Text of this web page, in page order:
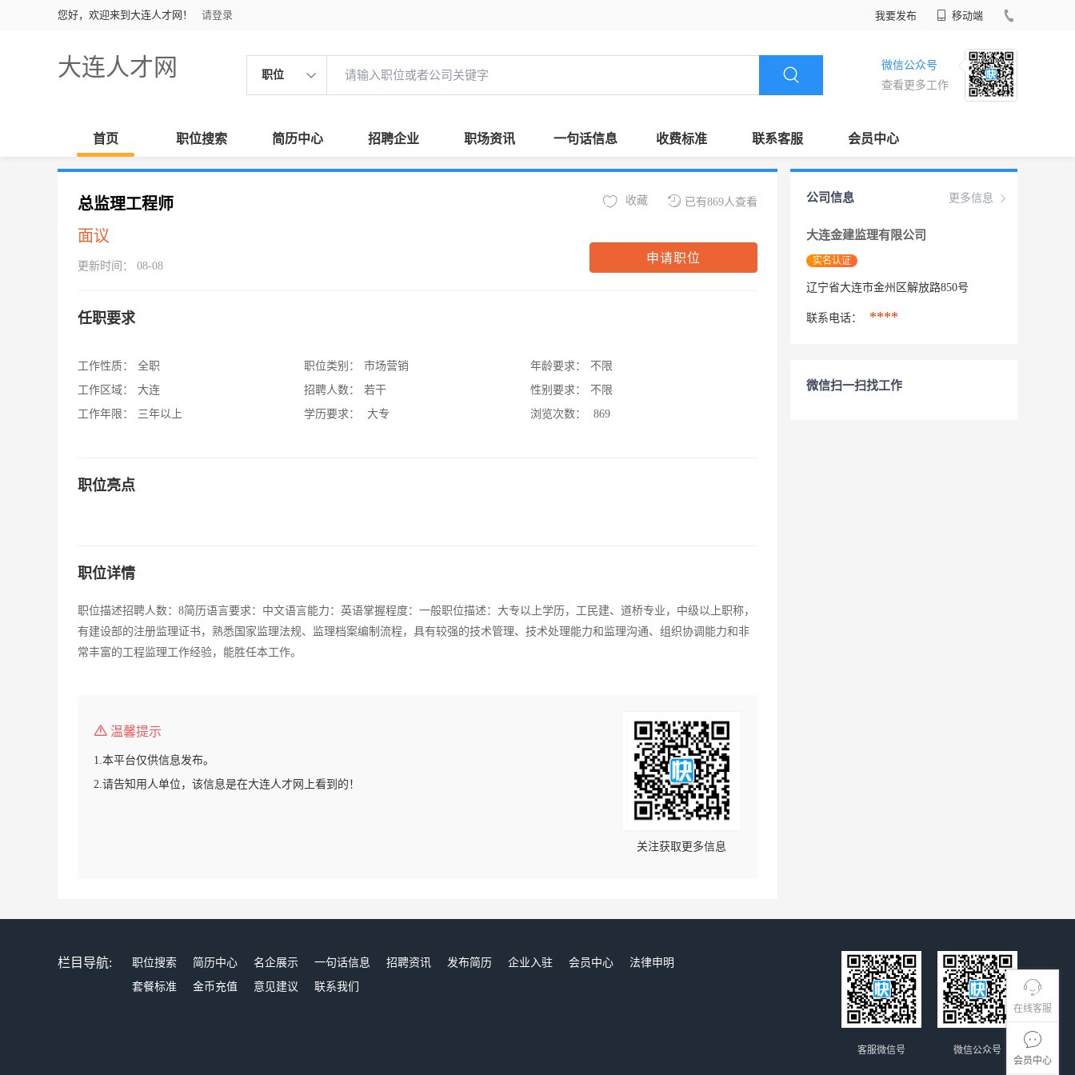
您好，欢迎来到大连人才网！ 请登录 我要发布 移动端
大连人才网 职位
微信公众号
查看更多工作
首页 职位搜索 简历中心 招聘企业 职场资讯 一句话信息 收费标准 联系客服 会员中心
在线客服
会员中心
总监理工程师
面议
更新时间： 08-08
已有869人查看
收藏
申请职位
任职要求
工作性质：
全职
工作区域：
大连
工作年限：
三年以上
职位类别：
市场营销
招聘人数：
若干
学历要求：
大专
年龄要求：
不限
性别要求：
不限
浏览次数：
869
职位亮点
职位详情
职位描述招聘人数：8简历语言要求：中文语言能力：英语掌握程度：一般职位描述：大专以上学历，工民建、道桥专业，中级以上职称，
有建设部的注册监理证书，熟悉国家监理法规、监理档案编制流程，具有较强的技术管理、技术处理能力和监理沟通、组织协调能力和非
常丰富的工程监理工作经验，能胜任本工作。
温馨提示
1.本平台仅供信息发布。
2.请告知用人单位，该信息是在大连人才网上看到的！
关注获取更多信息
更多信息
公司信息
大连金建监理有限公司
实名认证
辽宁省大连市金州区解放路850号
联系电话： ****
微信扫一扫找工作
栏目导航: 职位搜索 简历中心 名企展示 一句话信息 招聘资讯 发布简历 企业入驻 会员中心
法律申明
套餐标准
金币充值 意见建议 联系我们
微信公众号
客服微信号